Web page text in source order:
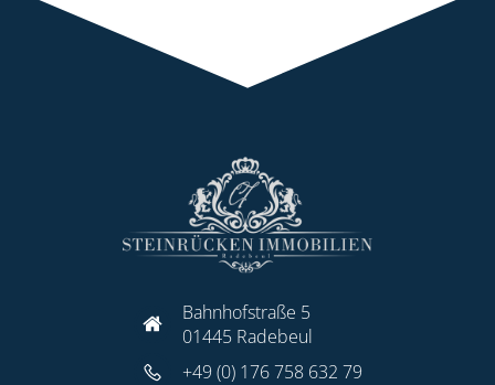
Bahnhofstraße 5
01445 Radebeul
+49 (0) 176 758 632 79